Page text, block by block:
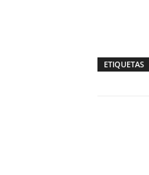
ETIQUETAS